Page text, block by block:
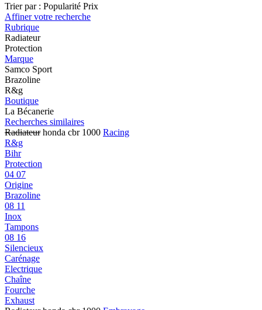
Trier par : Popularité Prix
Affiner votre recherche
Rubrique
Radiateur
Protection
Marque
Samco Sport
Brazoline
R&g
Boutique
La Bécanerie
Recherches similaires
Radiateurhonda cbr 1000 Racing
R&g
Bihr
Protection
04 07
Origine
Brazoline
08 11
Inox
Tampons
08 16
Silencieux
Carénage
Electrique
Chaîne
Fourche
Exhaust